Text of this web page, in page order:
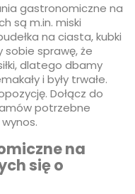
gastronomiczne na
są m.in. miski
na ciasta, kubki
sobie sprawę, że
dlatego dbamy
i były trwałe.
Dołącz do
potrzebne
na
się o